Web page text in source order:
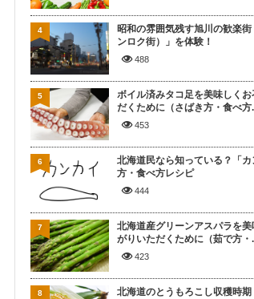
昭和の雰囲気残す旭川の歓楽
ンロク街）」を体験！
488
4
ボイル済みタコ足を美味しく
だくために（さばき方・食べ方
453
5
北海道民なら知っている？「カ
方・食べ方レシピ
444
6
北海道産グリーンアスパラを
がりいただくために（茹で方・
423
7
北海道のとうもろこし収穫時期
8